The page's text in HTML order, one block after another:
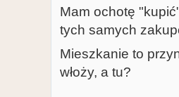
Mam ochotę
tych samych
Mieszkanie to
włoży, a tu?